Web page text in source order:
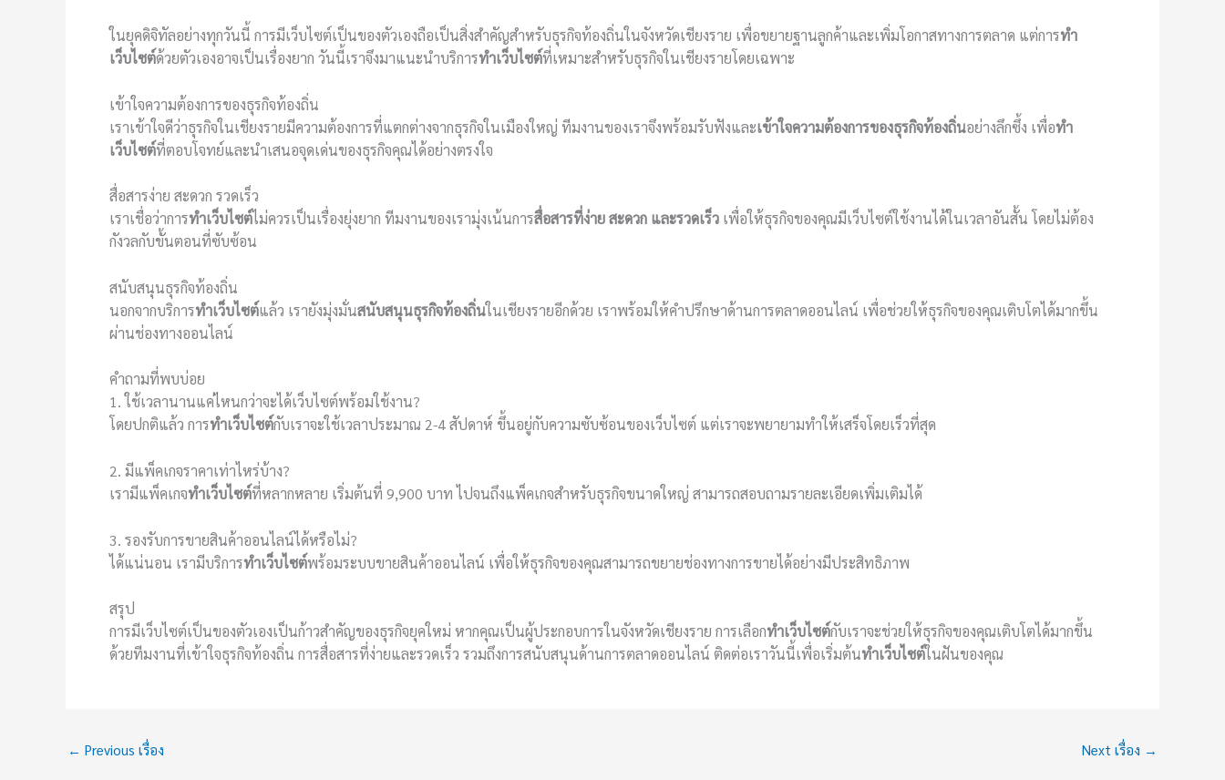
ในยุคดิจิทัลอย่างทุกวันนี้ การมีเว็บไซต์เป็นของตัวเองถือเป็นสิ่งสำคัญสำหรับธุรกิจท้องถิ่นในจังหวัดเชียงราย เพื่อขยายฐานลูกค้าและเพิ่มโอกาสทางการตลาด แต่การทำ
เว็บไซต์ด้วยตัวเองอาจเป็นเรื่องยาก วันนี้เราจึงมาแนะนำบริการทำเว็บไซต์ที่เหมาะสำหรับธุรกิจในเชียงรายโดยเฉพาะ
เข้าใจความต้องการของธุรกิจท้องถิ่น
เราเข้าใจดีว่าธุรกิจในเชียงรายมีความต้องการที่แตกต่างจากธุรกิจในเมืองใหญ่ ทีมงานของเราจึงพร้อมรับฟังและเข้าใจความต้องการของธุรกิจท้องถิ่นอย่างลึกซึ้ง เพื่อทำ
เว็บไซต์ที่ตอบโจทย์และนำเสนอจุดเด่นของธุรกิจคุณได้อย่างตรงใจ
สื่อสารง่าย สะดวก รวดเร็ว
เราเชื่อว่าการทำเว็บไซต์ไม่ควรเป็นเรื่องยุ่งยาก ทีมงานของเรามุ่งเน้นการสื่อสารที่ง่าย สะดวก และรวดเร็ว เพื่อให้ธุรกิจของคุณมีเว็บไซต์ใช้งานได้ในเวลาอันสั้น โดยไม่ต้อง
กังวลกับขั้นตอนที่ซับซ้อน
สนับสนุนธุรกิจท้องถิ่น
นอกจากบริการทำเว็บไซต์แล้ว เรายังมุ่งมั่นสนับสนุนธุรกิจท้องถิ่นในเชียงรายอีกด้วย เราพร้อมให้คำปรึกษาด้านการตลาดออนไลน์ เพื่อช่วยให้ธุรกิจของคุณเติบโตได้มากขึ้น
ผ่านช่องทางออนไลน์
คำถามที่พบบ่อย
1. ใช้เวลานานแค่ไหนกว่าจะได้เว็บไซต์พร้อมใช้งาน?
โดยปกติแล้ว การทำเว็บไซต์กับเราจะใช้เวลาประมาณ 2-4 สัปดาห์ ขึ้นอยู่กับความซับซ้อนของเว็บไซต์ แต่เราจะพยายามทำให้เสร็จโดยเร็วที่สุด
2. มีแพ็คเกจราคาเท่าไหร่บ้าง?
เรามีแพ็คเกจทำเว็บไซต์ที่หลากหลาย เริ่มต้นที่ 9,900 บาท ไปจนถึงแพ็คเกจสำหรับธุรกิจขนาดใหญ่ สามารถสอบถามรายละเอียดเพิ่มเติมได้
3. รองรับการขายสินค้าออนไลน์ได้หรือไม่?
ได้แน่นอน เรามีบริการทำเว็บไซต์พร้อมระบบขายสินค้าออนไลน์ เพื่อให้ธุรกิจของคุณสามารถขยายช่องทางการขายได้อย่างมีประสิทธิภาพ
สรุป
การมีเว็บไซต์เป็นของตัวเองเป็นก้าวสำคัญของธุรกิจยุคใหม่ หากคุณเป็นผู้ประกอบการในจังหวัดเชียงราย การเลือกทำเว็บไซต์กับเราจะช่วยให้ธุรกิจของคุณเติบโตได้มากขึ้น
ด้วยทีมงานที่เข้าใจธุรกิจท้องถิ่น การสื่อสารที่ง่ายและรวดเร็ว รวมถึงการสนับสนุนด้านการตลาดออนไลน์ ติดต่อเราวันนี้เพื่อเริ่มต้นทำเว็บไซต์ในฝันของคุณ
← Previous เรื่อง Next เรื่อง →